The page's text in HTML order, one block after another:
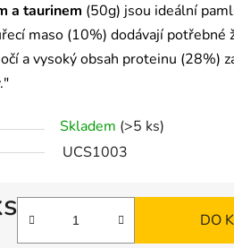
K
O
K
a taurinem (50g) jsou ideální
maso (10%) dodávají potřebné
a vysoký obsah proteinu (28%)
Skladem (>5 ks)
UCS1003
DO